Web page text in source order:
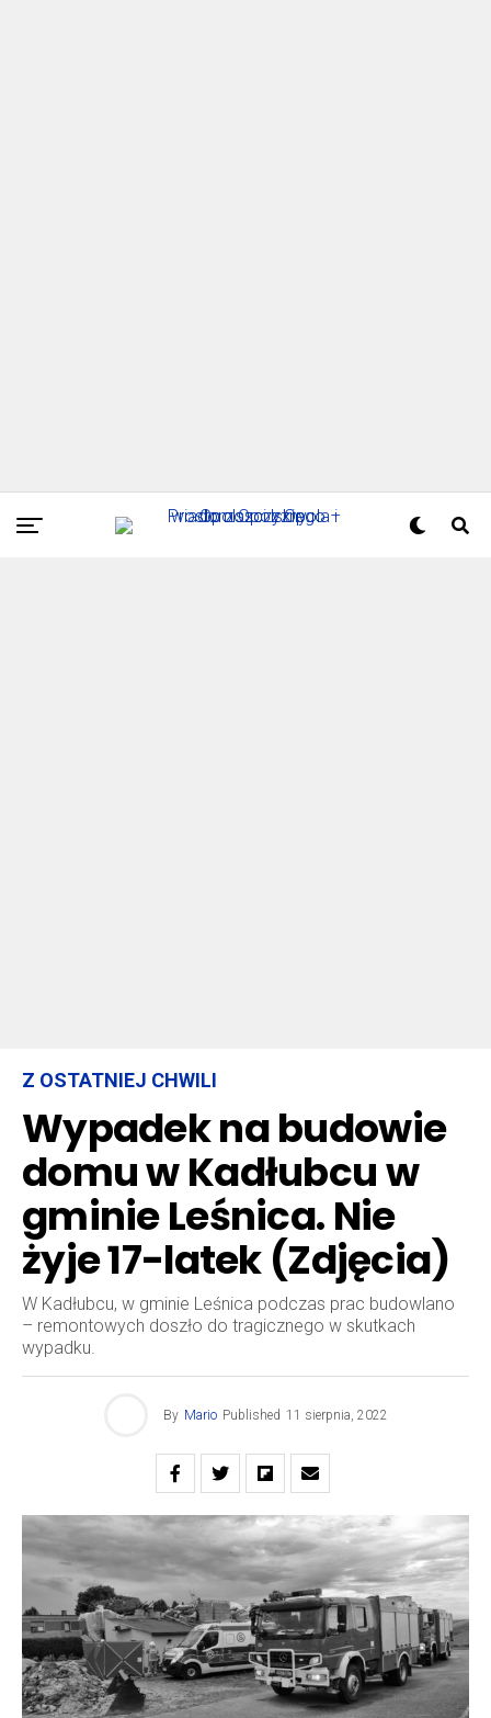
Z OSTATNIEJ CHWILI
Wypadek na budowie
domu w Kadłubcu w
gminie Leśnica. Nie
żyje 17-latek (Zdjęcia)
W Kadłubcu, w gminie Leśnica podczas prac budowlano
– remontowych doszło do tragicznego w skutkach
wypadku.
By Mario Published 11 sierpnia, 2022